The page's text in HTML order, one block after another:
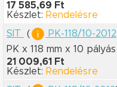
17 585,69 Ft
Készlet: Rendelésre
SIT
( PK-118/10-2012
PK x 118 mm x 10 pályás
21 009,61 Ft
Készlet: Rendelésre